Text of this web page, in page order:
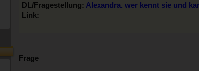
DL/Fragestellung: Alexandra. wer kennt sie und
Link:
Frage